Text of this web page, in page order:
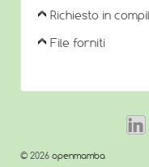
Richiesto in
File forniti
© 2026 openmamba